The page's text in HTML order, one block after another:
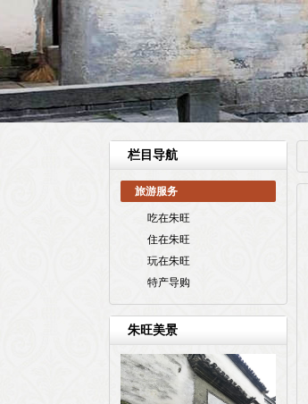
栏目导航
旅游服务
吃在朱旺
住在朱旺
玩在朱旺
特产导购
朱旺美景